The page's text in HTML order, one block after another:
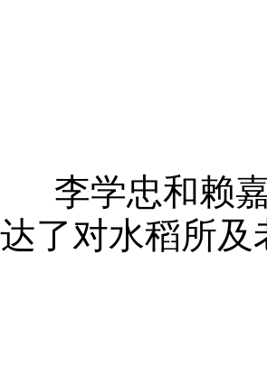
李学忠和赖嘉
达了对水稻所及